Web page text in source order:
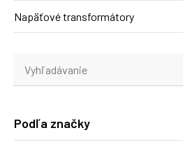
Napäťové transformátory
Podľa značky